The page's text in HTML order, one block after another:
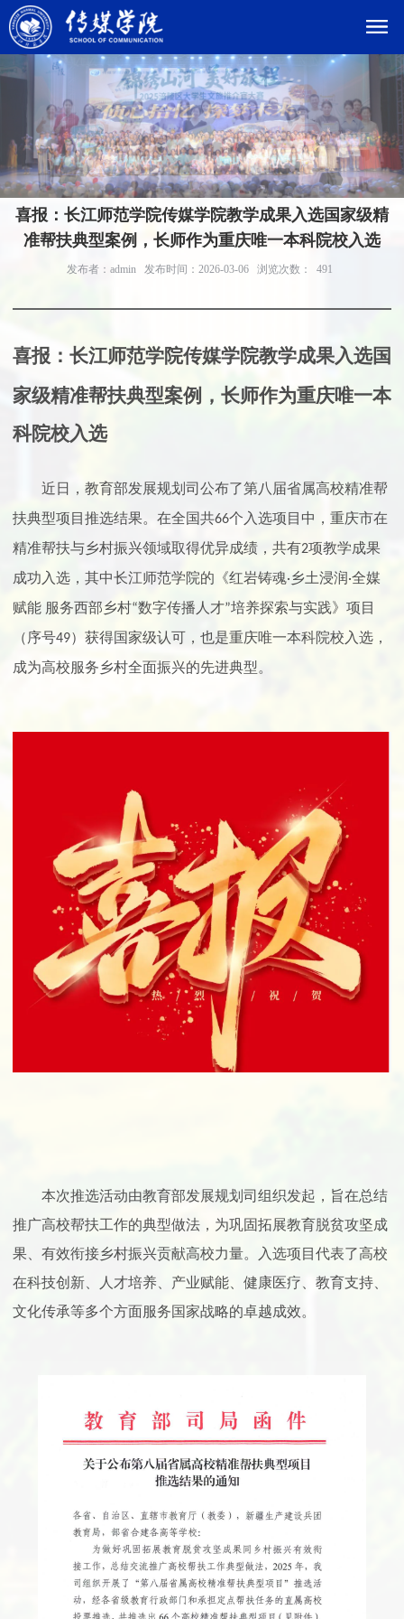
喜报：长江师范学院传媒学院教学成果入选国家级精
准帮扶典型案例，长师作为重庆唯一本科院校入选
发布者：admin 发布时间：2026-03-06 浏览次数： 491
喜报： 长江师范学院传媒学院教学成果入选国
家级精准帮扶典型案例 ， 长师作为重庆唯一本
科院校入选
近日，教育部发展规划司公布了第八届省属高校精准帮
扶典型项目推选结果。在全国共66个入选项目中，重庆市在
精准帮扶与乡村振兴领域取得优异成绩，共有2项教学成果
成功入选，其中长江师范学院的《红岩铸魂·乡土浸润·全媒
赋能 服务西部乡村“数字传播人才”培养探索与实践》项目
（序号49）获得国家级认可， 也是重庆唯一本科院校入选，
成为高校服务乡村全面振兴的先进典型。
本次推选活动由教育部发展规划司组织发起，旨在总结
推广高校帮扶工作的典型做法，为巩固拓展教育脱贫攻坚成
果、有效衔接乡村振兴贡献高校力量。入选项目代表了高校
在科技创新、人才培养、产业赋能、健康医疗、教育支持、
文化传承等多个方面服务国家战略的卓越成效。